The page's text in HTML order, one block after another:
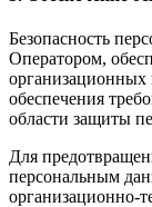
Безопасность
Оператором,
организационных
обеспечения
области защиты
Для
персональным
организационно-